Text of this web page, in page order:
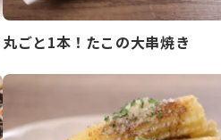
丸ごと1本！たこの大串焼き